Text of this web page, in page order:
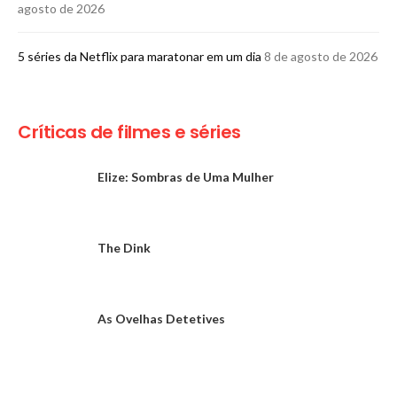
agosto de 2026
5 séries da Netflix para maratonar em um dia 8 de agosto de 2026
Críticas de filmes e séries
Elize: Sombras de Uma Mulher
The Dink
As Ovelhas Detetives